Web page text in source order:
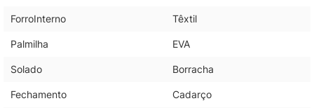
ForroInterno Têxtil
Palmilha EVA
Solado Borracha
Fechamento Cadarço